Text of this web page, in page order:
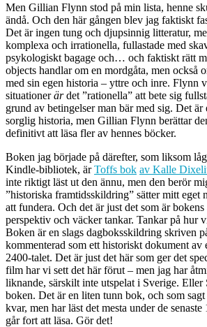
Men Gillian Flynn stod på min lista, henne
ändå. Och den här gången blev jag faktiskt
Det är ingen tung och djupsinnig litteratur,
komplexa och irrationella, fullastade med
psykologiskt bagage och… och faktiskt rätt
objects handlar om en mordgåta, men också
med sin egen historia – yttre och inre. Flynn
situationerärdet ”rationella” att bete sig
grund av betingelser man bär med sig. Det är
sorglig historia, men Gillian Flynn berättar
definitivt att läsa fler av hennes böcker.
Boken jag började på därefter, som liksom
Kindle-bibliotek, ärToffs bok av Kalle
inte riktigt läst ut den ännu, men den berör
”historiska framtidsskildring” sätter mitt eget
att fundera. Och det är just det som är
perspektiv och väcker tankar. Tankar på hur
Boken är en slags dagboksskildring skriven
kommenterad som ett historiskt dokument
2400-talet. Det är just det här som ger det
film har vi sett det här förut – men jag har
liknande, särskilt inte utspelat i Sverige. Eller
boken. Det är en liten tunn bok, och som
kvar, men har läst det mesta under de
går fort att läsa. Gör det!